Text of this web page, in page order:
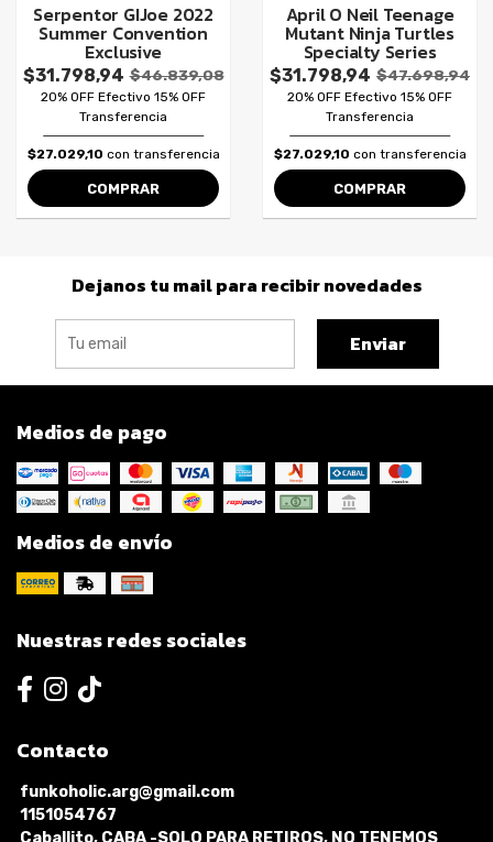
Serpentor GIJoe 2022
Summer Convention
Exclusive
$31.798,94 $46.839,08
20% OFF Efectivo 15% OFF
Transferencia
$27.029,10 con transferencia
COMPRAR
April O Neil Teenage
Mutant Ninja Turtles
Specialty Series
$31.798,94 $47.698,94
20% OFF Efectivo 15% OFF
Transferencia
$27.029,10 con transferencia
COMPRAR
Dejanos tu mail para recibir novedades
Enviar
Medios de pago
Medios de envío
Nuestras redes sociales
Contacto
funkoholic.arg@gmail.com
1151054767
Caballito, CABA -SOLO PARA RETIROS, NO TENEMOS